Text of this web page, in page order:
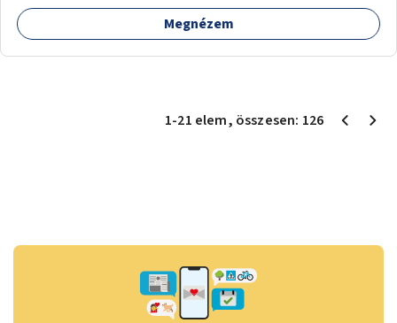
Megnézem
1-21 elem, összesen: 126